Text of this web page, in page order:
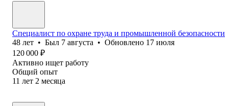
Специалист по охране труда и промышленной безопасности
48 лет • Был 7 августа • Обновлено 17 июля
120 000 ₽
Активно ищет работу
Общий опыт
11 лет 2 месяца